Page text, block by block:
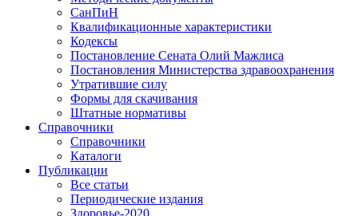
СанПиН
Квалификационные характеристики
Кодексы
Постановление Сената Олий Мажлиса
Постановления Министерства здравоохранения
Утратившие силу
Формы для скачивания
Штатные нормативы
Справочники
Справочники
Каталоги
Публикации
Все статьи
Периодические издания
Здоровье-2020